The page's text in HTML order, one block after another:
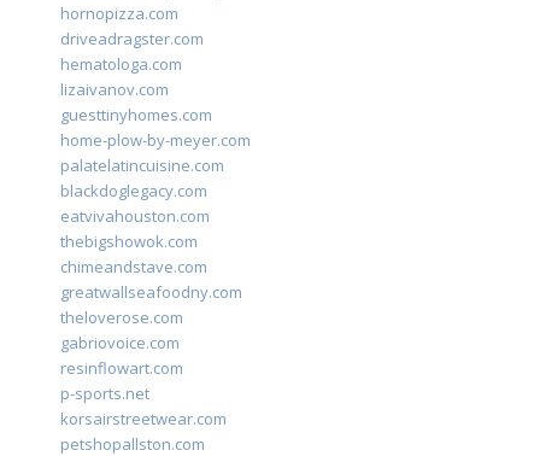
hornopizza.com
driveadragster.com
hematologa.com
lizaivanov.com
guesttinyhomes.com
home-plow-by-meyer.com
palatelatincuisine.com
blackdoglegacy.com
eatvivahouston.com
thebigshowok.com
chimeandstave.com
greatwallseafoodny.com
theloverose.com
gabriovoice.com
resinflowart.com
p-sports.net
korsairstreetwear.com
petshopallston.com